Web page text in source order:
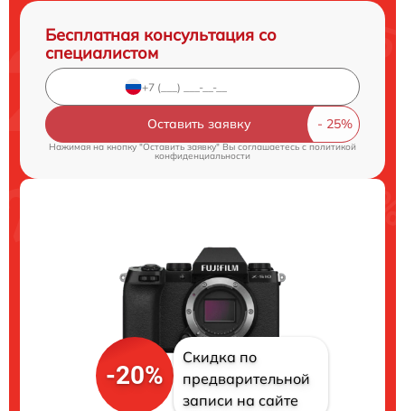
Бесплатная консультация со
специалистом
Оставить заявку
Нажимая на кнопку "Оставить заявку" Вы соглашаетесь c политикой
конфиденциальности
-20%
Скидка по
предварительной
записи на сайте